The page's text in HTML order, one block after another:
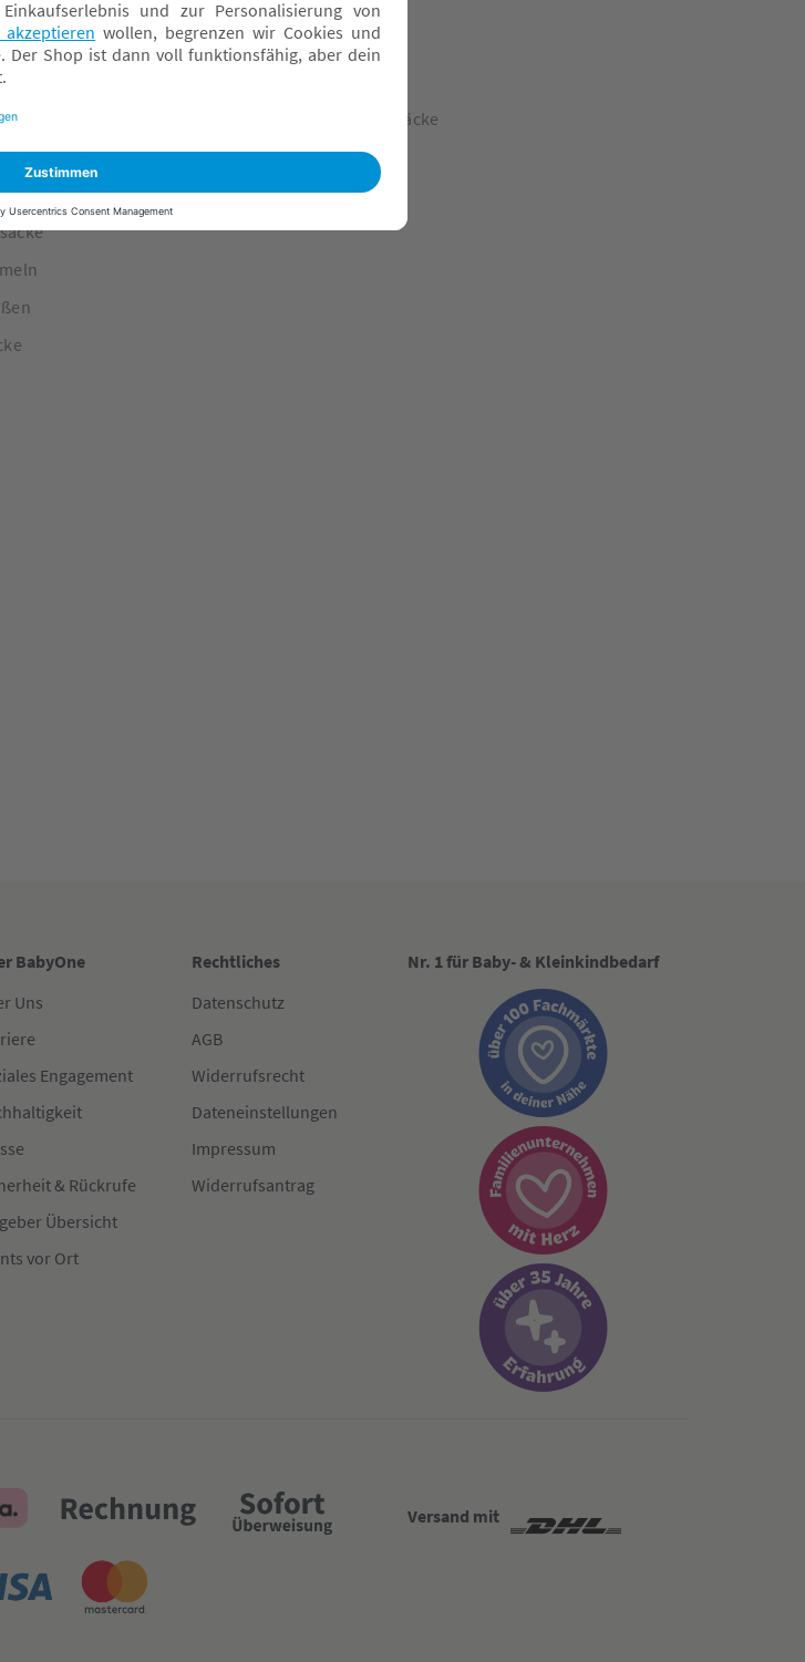
Winterschlafsäcke
BabyOne
Uns
Engagement
& Rückrufe
Übersicht
vor Ort
Rechtliches
Datenschutz
AGB
Widerrufsrecht
Dateneinstellungen
Impressum
Widerrufsantrag
Nr. 1 für Baby- & Kleinkindbedarf
Versand mit